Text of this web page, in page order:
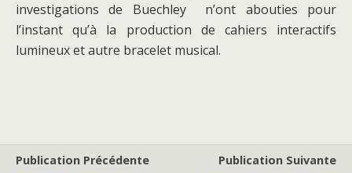
investigations de Buechley n’ont abouties pour
l’instant qu’à la production de cahiers interactifs
lumineux et autre bracelet musical.
Publication Précédente
Publication Suivante